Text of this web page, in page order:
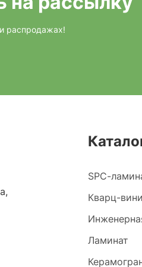
распродажах!
SPC-
Кварц-
Ламинат